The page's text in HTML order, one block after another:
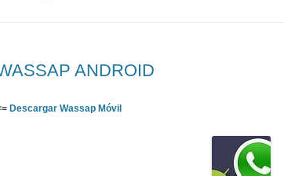
ANDROID
Descargar Wassap Móvil